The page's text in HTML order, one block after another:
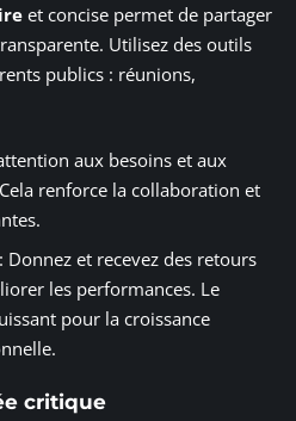
et concise permet de partager
Utilisez des outils
publics : réunions,
aux besoins et aux
renforce la collaboration et
Donnez et recevez des retours
les performances. Le
pour la croissance
critique